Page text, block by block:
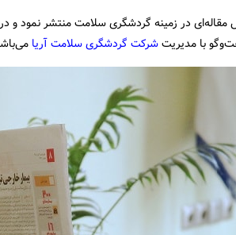
در زمینه گردشگری سلامت منتشر نمود و
با مدیریتشرکت گردشگری سلامت آریا